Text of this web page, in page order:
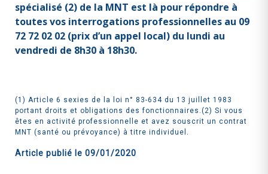
spécialisé (2) de la MNT est là pour répondre à
toutes vos interrogations professionnelles au 09
72 72 02 02 (prix d’un appel local) du lundi au
vendredi de 8h30 à 18h30.
(1) Article 6 sexies de la loi n° 83-634 du 13 juillet 1983
portant droits et obligations des fonctionnaires.(2) Si vous
êtes en activité professionnelle et avez souscrit un contrat
MNT (santé ou prévoyance) à titre individuel.
Article publié le 09/01/2020